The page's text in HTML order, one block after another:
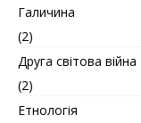
Галичина
(2)
Друга світова війна
(2)
Етнологія